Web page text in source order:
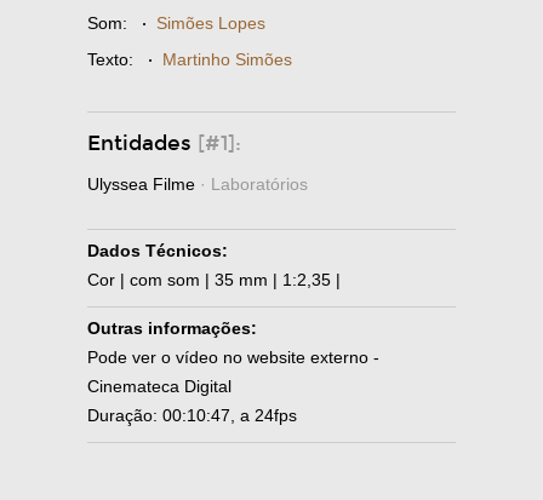
Som: · Simões Lopes
Texto: · Martinho Simões
Entidades [#1]:
Ulyssea Filme · Laboratórios
Dados Técnicos:
Cor | com som | 35 mm | 1:2,35 |
Outras informações:
Pode ver o vídeo no website externo -
Cinemateca Digital
Duração: 00:10:47, a 24fps